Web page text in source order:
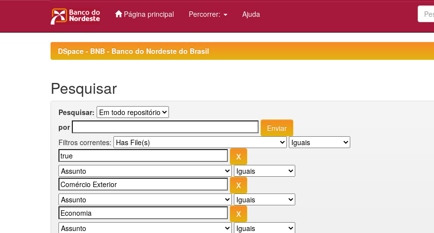
Página principal Percorrer: Ajuda
DSpace - BNB - Banco do Nordeste do Brasil
Pesquisar
Pesquisar:
por
Filtros correntes: